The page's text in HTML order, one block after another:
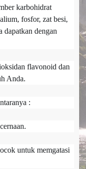
karbohidrat
fosfor, zat besi,
dapatkan dengan
flavonoid dan
Anda.
:
untuk memgatasi